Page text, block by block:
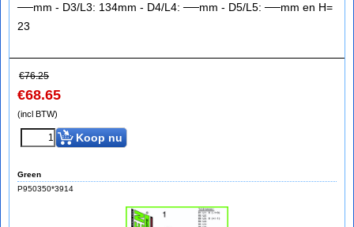
──mm - D3/L3: 134mm - D4/L4: ──mm - D5/L5: ──mm en H=
23
€76.25
€68.65
(incl BTW)
Koop nu
Green
P950350*3914